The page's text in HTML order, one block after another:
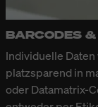
BARCODES
Individuelle
platzsparend in
oder Datamatrix-